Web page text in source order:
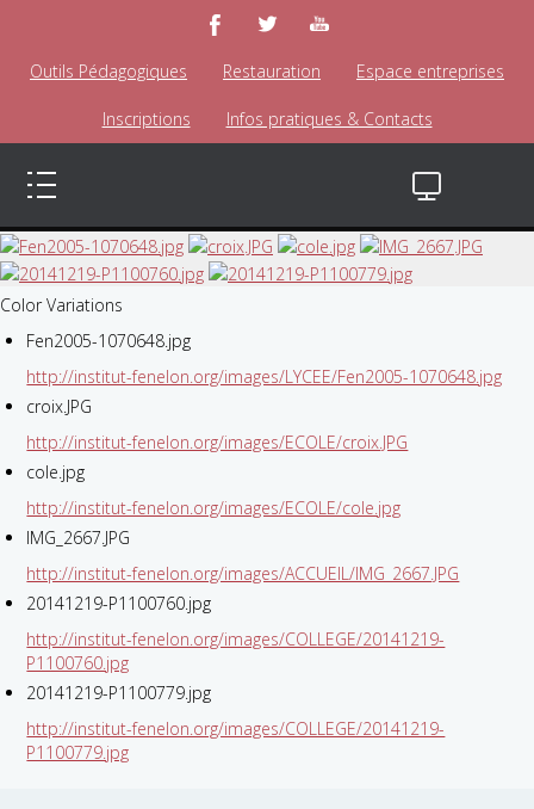
Outils Pédagogiques Restauration Espace entreprises
Inscriptions Infos pratiques & Contacts
Color Variations
Fen2005-1070648.jpg
http://institut-fenelon.org/images/LYCEE/Fen2005-1070648.jpg
croix.JPG
http://institut-fenelon.org/images/ECOLE/croix.JPG
cole.jpg
http://institut-fenelon.org/images/ECOLE/cole.jpg
IMG_2667.JPG
http://institut-fenelon.org/images/ACCUEIL/IMG_2667.JPG
20141219-P1100760.jpg
http://institut-fenelon.org/images/COLLEGE/20141219-
P1100760.jpg
20141219-P1100779.jpg
http://institut-fenelon.org/images/COLLEGE/20141219-
P1100779.jpg